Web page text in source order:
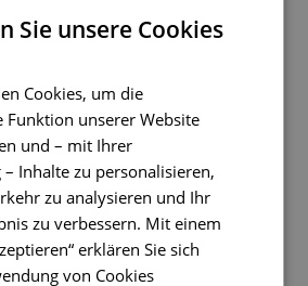
Parken in der Stadt, beim
in engen Räumen.
Transporter
auch für größere
Neue Modelle auf Lager
Generation ab Baujahr 2024
Baujahr 2024
Sie unsere Cookies
Cookies, um die
Funktion unserer Website
und – mit Ihrer
Inhalte zu personalisieren,
zu analysieren und Ihr
zu verbessern. Mit einem
erklären Sie sich
von Cookies